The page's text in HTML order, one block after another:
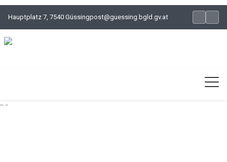
Hauptplatz 7, 7540 Güssingpost@guessing.bgld.gv.at